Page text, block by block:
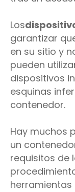
Los
garantizar
en su sitio y
pueden
dispositivos
esquinas
contenedor.
Hay muchos
un
requisitos de